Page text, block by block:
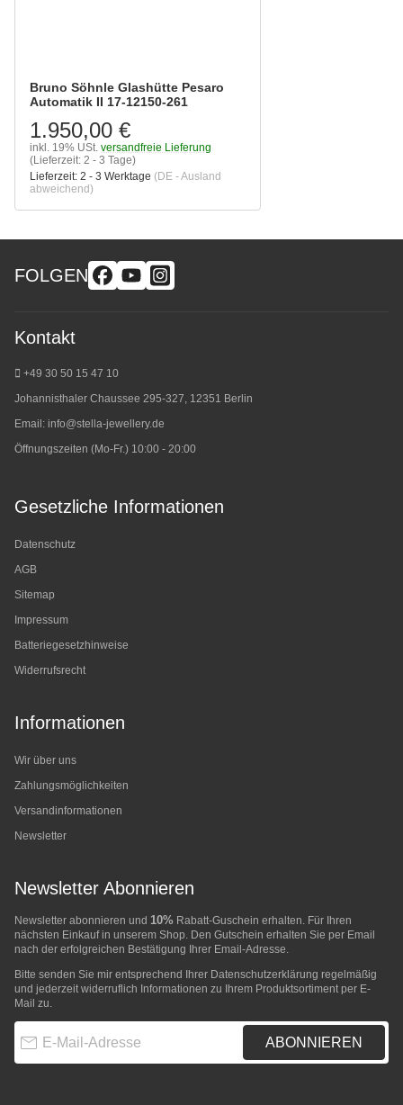
Bruno Söhnle Glashütte Pesaro
Automatik II 17-12150-261
1.950,00 €
inkl. 19% USt. versandfreie Lieferung
(Lieferzeit: 2 - 3 Tage)
Lieferzeit: 2 - 3 Werktage (DE - Ausland
abweichend)
FOLGEN
Kontakt
+49 30 50 15 47 10
Johannisthaler Chaussee 295-327, 12351 Berlin
Email: info@stella-jewellery.de
Öffnungszeiten (Mo-Fr.) 10:00 - 20:00
Gesetzliche Informationen
Datenschutz
AGB
Sitemap
Impressum
Batteriegesetzhinweise
Widerrufsrecht
Informationen
Wir über uns
Zahlungsmöglichkeiten
Versandinformationen
Newsletter
Newsletter Abonnieren
Newsletter abonnieren und 10% Rabatt-Guschein erhalten. Für Ihren
nächsten Einkauf in unserem Shop. Den Gutschein erhalten Sie per Email
nach der erfolgreichen Bestätigung Ihrer Email-Adresse.
Bitte senden Sie mir entsprechend Ihrer Datenschutzerklärung regelmäßig
und jederzeit widerruflich Informationen zu Ihrem Produktsortiment per E-
Mail zu.
ABONNIEREN